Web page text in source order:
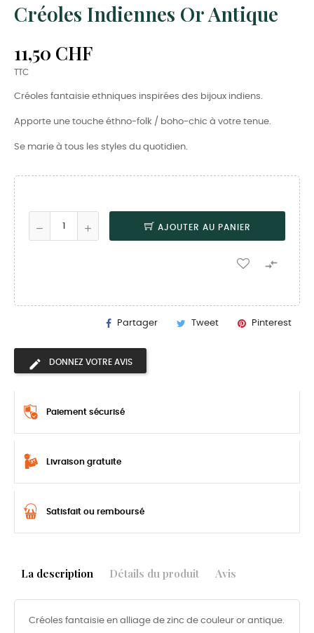
Créoles Indiennes Or Antique
11,50 CHF
TTC
Créoles fantaisie ethniques inspirées des bijoux indiens.
Apporte une touche éthno-folk / boho-chic à votre tenue.
Se marie à tous les styles du quotidien.
AJOUTER AU PANIER

Partager Tweet Pinterest
DONNEZ VOTRE AVIS
Paiement sécurisé
Livraison gratuite
Satisfait ou remboursé
La description Détails du produit Avis
Créoles fantaisie en alliage de zinc de couleur or antique.